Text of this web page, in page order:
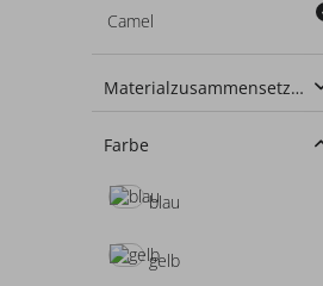
Camel
Materialzusammensetzung
100% Baumwolle
Farbe
blau
gelb